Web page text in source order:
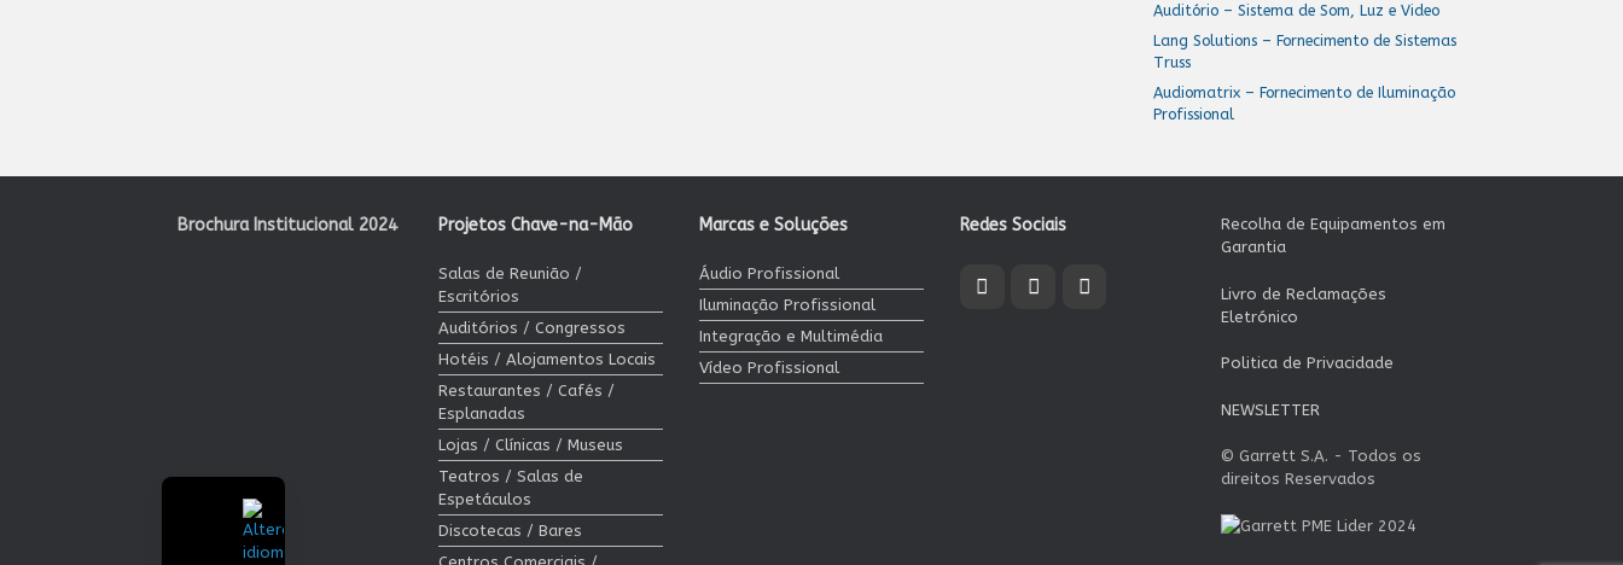
Auditório – Sistema de Som, Luz e Video
Lang Solutions – Fornecimento de Sistemas
Truss
Audiomatrix – Fornecimento de Iluminação
Profissional
Brochura Institucional 2024 Projetos Chave-na-Mão
Salas de Reunião /
Escritórios
Auditórios / Congressos
Hotéis / Alojamentos Locais
Restaurantes / Cafés /
Esplanadas
Lojas / Clínicas / Museus
Teatros / Salas de
Espetáculos
Discotecas / Bares
Marcas e Soluções
Áudio Profissional
Iluminação Profissional
Integração e Multimédia
Vídeo Profissional
Redes Sociais
Recolha de Equipamentos em
Garantia
Livro de Reclamações
Eletrónico
Politica de Privacidade
NEWSLETTER
© Garrett S.A. - Todos os
direitos Reservados